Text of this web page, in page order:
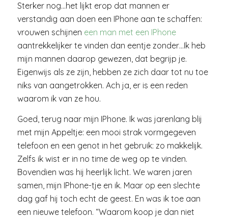
Sterker nog…het lijkt erop dat mannen er
verstandig aan doen een IPhone aan te schaffen:
vrouwen schijnen een man met een IPhone
aantrekkelijker te vinden dan eentje zonder…Ik heb
mijn mannen daarop gewezen, dat begrijp je.
Eigenwijs als ze zijn, hebben ze zich daar tot nu toe
niks van aangetrokken. Ach ja, er is een reden
waarom ik van ze hou.
Goed, terug naar mijn IPhone. Ik was jarenlang blij
met mijn Appeltje: een mooi strak vormgegeven
telefoon en een genot in het gebruik: zo makkelijk.
Zelfs ik wist er in no time de weg op te vinden.
Bovendien was hij heerlijk licht. We waren jaren
samen, mijn IPhone-tje en ik. Maar op een slechte
dag gaf hij toch echt de geest. En was ik toe aan
een nieuwe telefoon. “Waarom koop je dan niet